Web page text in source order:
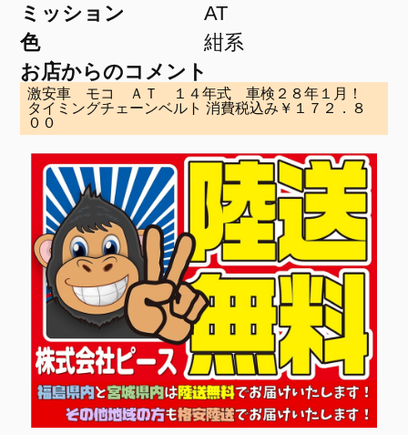
ミッション
AT
色
紺系
お店からのコメント
激安車 モコ ＡＴ １４年式 車検２８年１月！
タイミングチェーンベルト 消費税込み￥１７２．８
００